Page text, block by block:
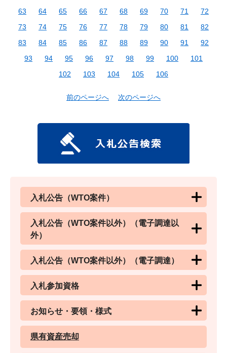
63
64 65 66 67 68 69 70 71
72
73
74 75 76 77 78 79 80 81
82
83
84 85 86 87 88 89 90 91
92
93
94 95 96 97 98 99 100
101
102
103 104 105 106
前のページへ 次のページへ
入札公告（WTO案件）
入札公告（WTO案件以外）（電子調達以
外）
入札公告（WTO案件以外）（電子調達）
入札参加資格
お知らせ・要領・様式
県有資産売却